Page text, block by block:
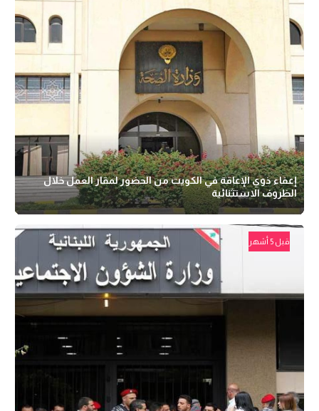
إعفاء ذوي الإعاقة في الكويت من الحضور لمقار العمل خلال
الظروف الاستثنائية
قبل 5 أشهر